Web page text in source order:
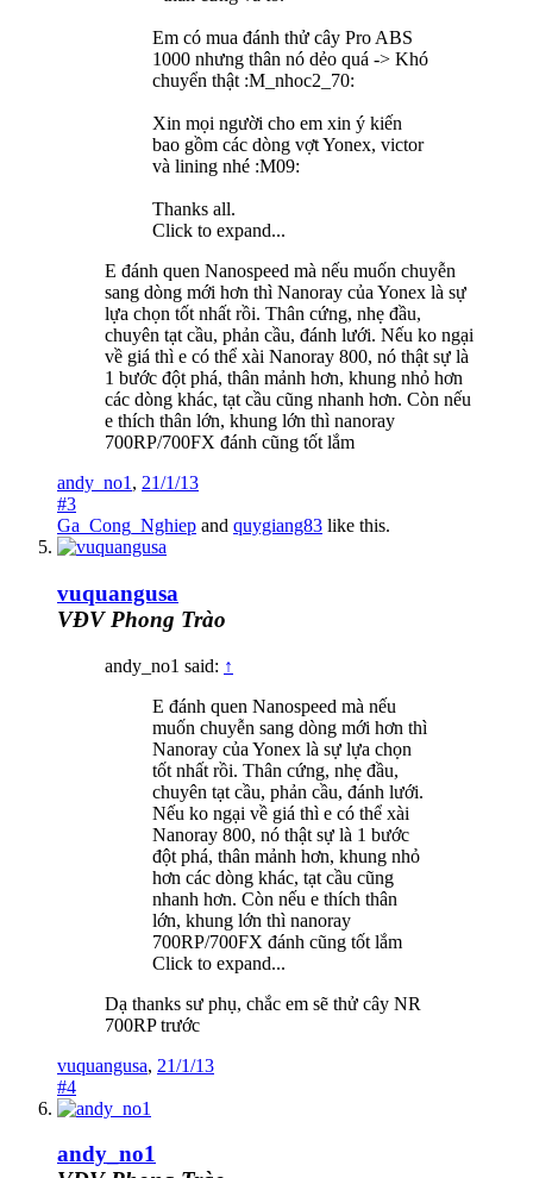
Em có mua đánh thử cây Pro ABS
1000 nhưng thân nó dẻo quá -> Khó
chuyển thật :M_nhoc2_70:
Xin mọi người cho em xin ý kiến
bao gồm các dòng vợt Yonex, victor
và lining nhé :M09:
Thanks all.
Click to expand...
E đánh quen Nanospeed mà nếu muốn chuyễn
sang dòng mới hơn thì Nanoray của Yonex là sự
lựa chọn tốt nhất rồi. Thân cứng, nhẹ đầu,
chuyên tạt cầu, phản cầu, đánh lưới. Nếu ko ngại
về giá thì e có thể xài Nanoray 800, nó thật sự là
1 bước đột phá, thân mảnh hơn, khung nhỏ hơn
các dòng khác, tạt cầu cũng nhanh hơn. Còn nếu
e thích thân lớn, khung lớn thì nanoray
700RP/700FX đánh cũng tốt lắm
andy_no1 , 21/1/13
#3
Ga_Cong_Nghiep and quygiang83 like this.
vuquangusa
VĐV Phong Trào
andy_no1 said: ↑
E đánh quen Nanospeed mà nếu
muốn chuyễn sang dòng mới hơn thì
Nanoray của Yonex là sự lựa chọn
tốt nhất rồi. Thân cứng, nhẹ đầu,
chuyên tạt cầu, phản cầu, đánh lưới.
Nếu ko ngại về giá thì e có thể xài
Nanoray 800, nó thật sự là 1 bước
đột phá, thân mảnh hơn, khung nhỏ
hơn các dòng khác, tạt cầu cũng
nhanh hơn. Còn nếu e thích thân
lớn, khung lớn thì nanoray
700RP/700FX đánh cũng tốt lắm
Click to expand...
Dạ thanks sư phụ, chắc em sẽ thử cây NR
700RP trước
vuquangusa, 21/1/13
#4
andy_no1